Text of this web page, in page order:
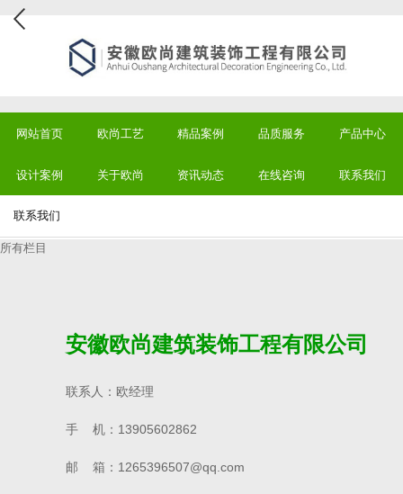
网站首页 欧尚工艺 精品案例 品质服务 产品中心
设计案例 关于欧尚 资讯动态 在线咨询 联系我们
联系我们
所有栏目
安徽欧尚建筑装饰工程有限公司
联系人：欧经理
手 机：13905602862
邮 箱：1265396507@qq.com